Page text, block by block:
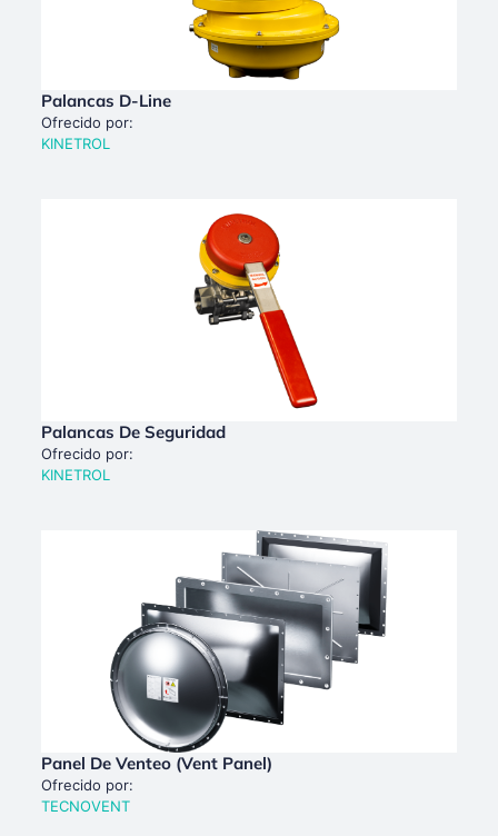
Palancas D-Line
Ofrecido por:
KINETROL
Palancas De Seguridad
Ofrecido por:
KINETROL
Panel De Venteo (Vent Panel)
Ofrecido por:
TECNOVENT